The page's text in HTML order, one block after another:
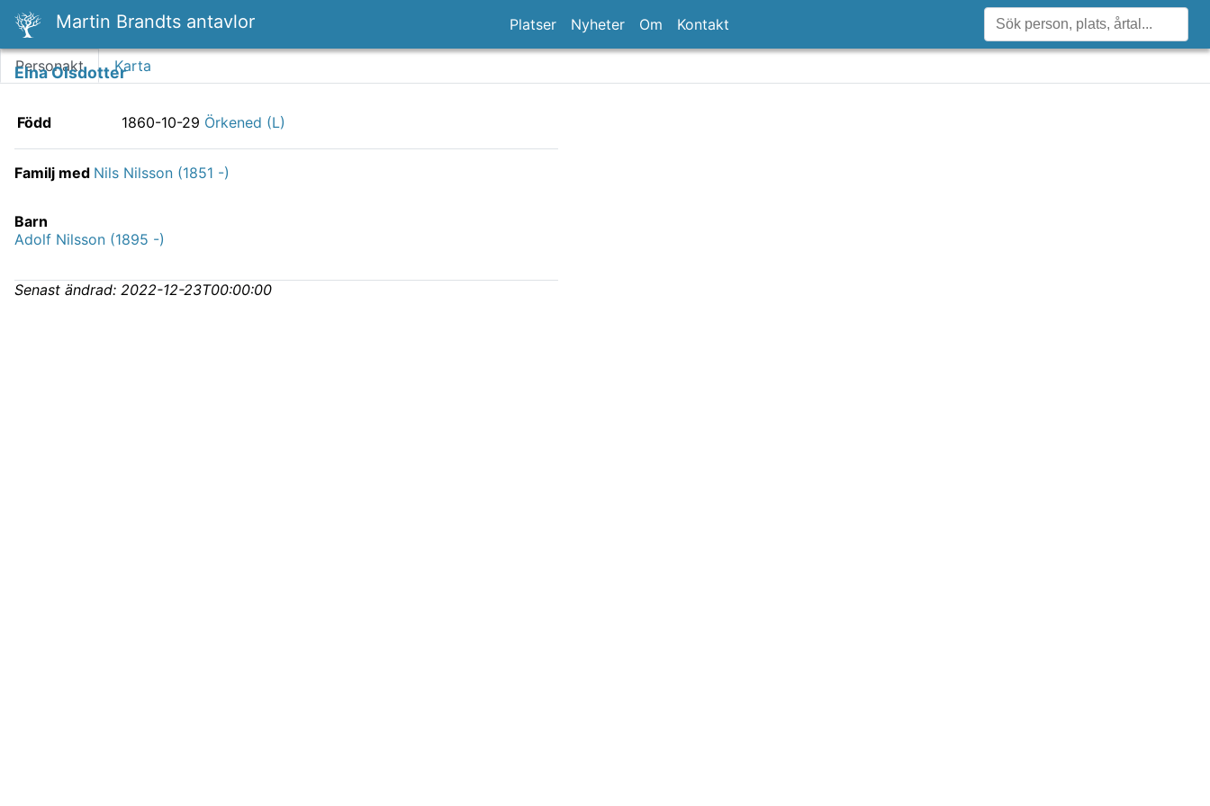
Martin Brandts antavlor Platser Nyheter Om Kontakt
Personakt Karta
Elna Olsdotter
Född 1860-10-29 Örkened (L)
Familj med Nils Nilsson (1851 -)
Barn
Adolf Nilsson (1895 -)
Senast ändrad: 2022-12-23T00:00:00